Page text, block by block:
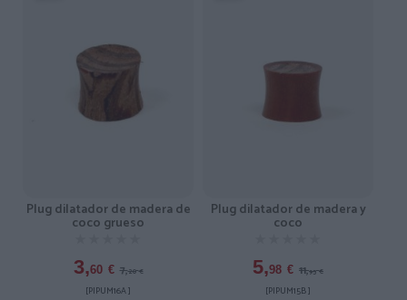
Plug dilatador de madera de
coco grueso
3,60 € 7,20 €
[PIPUM16A ]
Plug dilatador de madera y
coco
5,98 € 11,95 €
[PIPUM15B ]